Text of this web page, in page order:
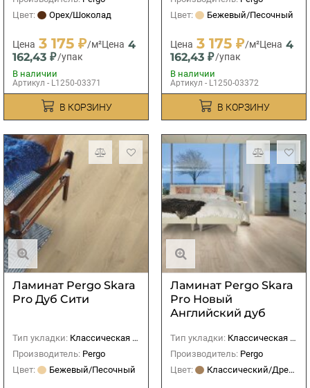
Цвет:
Орех/Шоколад
Цена 3 175 ₽/м²Цена 4
162,43 ₽/упак
В наличии
Артикул - L1250-03371
В КОРЗИНУ
Цвет:
Бежевый/Песочный
Цена 3 175 ₽/м²Цена 4
162,43 ₽/упак
В наличии
Артикул - L1250-03372
В КОРЗИНУ
Ламинат Pergo Skara
Pro Дуб Cити
Тип укладки: Классическая (прямая)
Производитель: Pergo
Цвет:
Бежевый/Песочный
Ламинат Pergo Skara
Pro Новый
Английский дуб
Тип укладки: Классическая (прямая)
Производитель: Pergo
Цвет:
Классический/Древесный